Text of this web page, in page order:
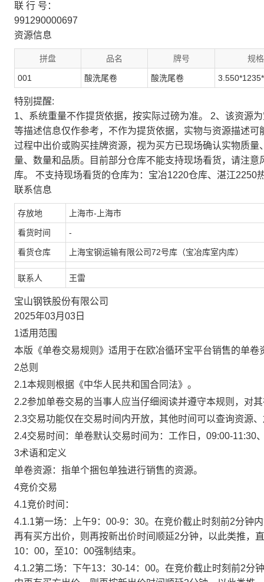
联 行 号：
991290000697
资源信息
拼盘 品名 牌号 规格
001 酸洗尾卷 酸洗尾卷
特别提醒:
1、系统重量不作提货依据，按实际过磅为准。 2、该资源
等描述信息仅作参考，不作为提货依据，实物与资源描述
过程中出价或购买挂牌资源，视为买方已现场确认实物质
量、数量和品质。目前部分仓库不能支持现场看货，请注
库。 不支持现场看货的仓库为：宝冶1220仓库、湛江2250
联系信息
存放地 上海市-上海市
看货时间 -
看货仓库 上海宝钢运输有限公司72号库（宝冶库室内库）
联系人 王雷
宝山钢铁股份有限公司
2025年03月03日
1适用范围
本版《单卷交易规则》适用于在欧冶循环宝平台销售的单卷
2总则
2.1本规则根据《中华人民共和国合同法》。
2.2参加单卷交易的当事人应当仔细阅读并遵守本规则，对
2.3交易功能仅在交易时间内开放，其他时间可以查询资源
2.4交易时间：单卷默认交易时间为：工作日，09:00-11:30
3术语和定义
单卷资源：指单个捆包单独进行销售的资源。
4竞价交易
4.1竞价时间：
4.1.1第一场：上午9：00-9：30。在竞价截止时刻前2分钟
再有买方出价，则再按新出价时间顺延2分钟，以此类推，
10：00，至10：00强制结束。
4.1.2第二场：下午13：30-14：00。在竞价截止时刻前2分